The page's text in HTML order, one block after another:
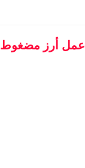
عمل أرز مضغوط